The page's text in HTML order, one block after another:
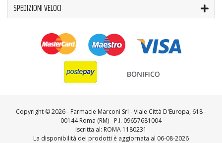
SPEDIZIONI VELOCI
Copyright ©2026 - Farmacie Marconi Srl - Viale Città D'Europa, 618 -
00144 Roma (RM) - P.I. 09657681004
Iscritta al: ROMA 1180231
La disponibilità dei prodotti è aggiornata al 06-08-2026